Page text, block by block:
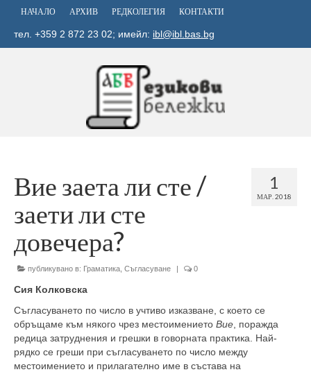
НАЧАЛО АРХИВ РЕДКОЛЕГИЯ КОНТАКТИ
тел. +359 2 872 23 02; имейл: ibl@ibl.bas.bg
1
МАР. 2018
Вие заета ли сте /
заети ли сте
довечера?
публикувано в: Граматика Съгласуване | 0
Сия Колковска
Съгласуването по число в учтиво изказване, с което се
обръщаме към някого чрез местоимението Вие , поражда
редица затруднения и грешки в говорната практика. Най-
рядко се греши при съгласуването по число между
местоимението и прилагателно име в състава на